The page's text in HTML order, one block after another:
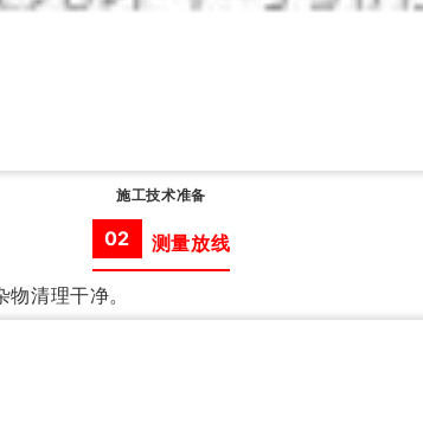
施工技术准备
02 测量放线
清理干净。